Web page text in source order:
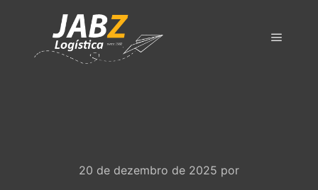
20 de dezembro de 2025 por